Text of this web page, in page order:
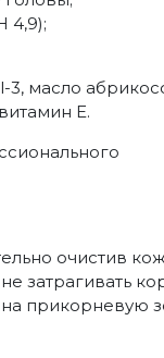
4,9);
3, масло
E.
очистив
затрагивать
на прикорневую